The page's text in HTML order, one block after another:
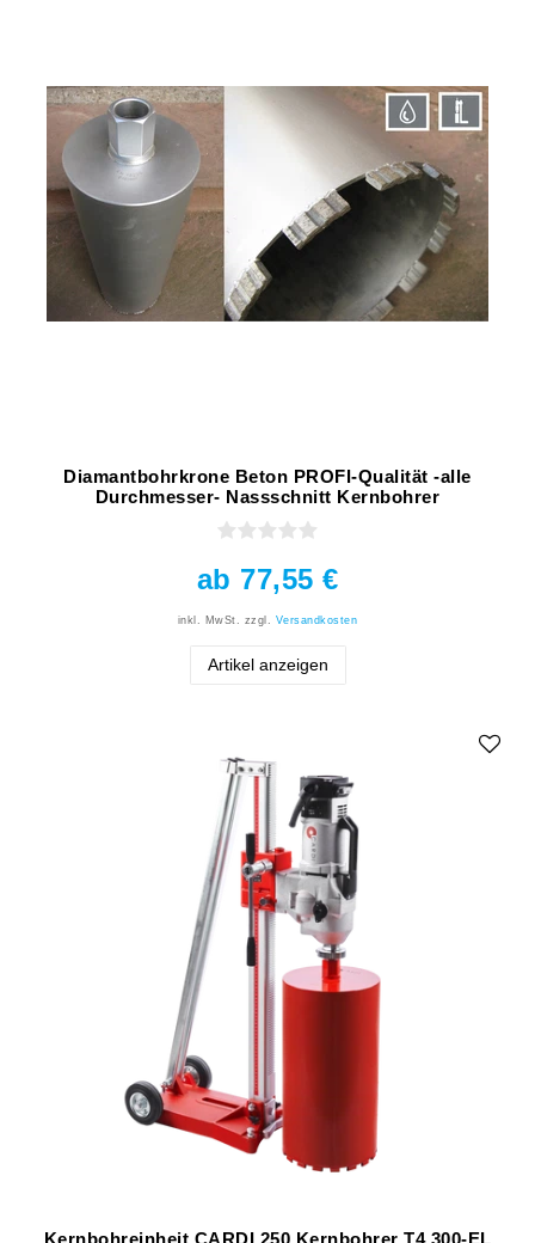
Diamantbohrkrone Beton PROFI-Qualität -alle
Durchmesser- Nassschnitt Kernbohrer
ab 77,55 €
inkl. MwSt. zzgl. Versandkosten
Artikel anzeigen
Kernbohreinheit CARDI 250 Kernbohrer T4 300-EL